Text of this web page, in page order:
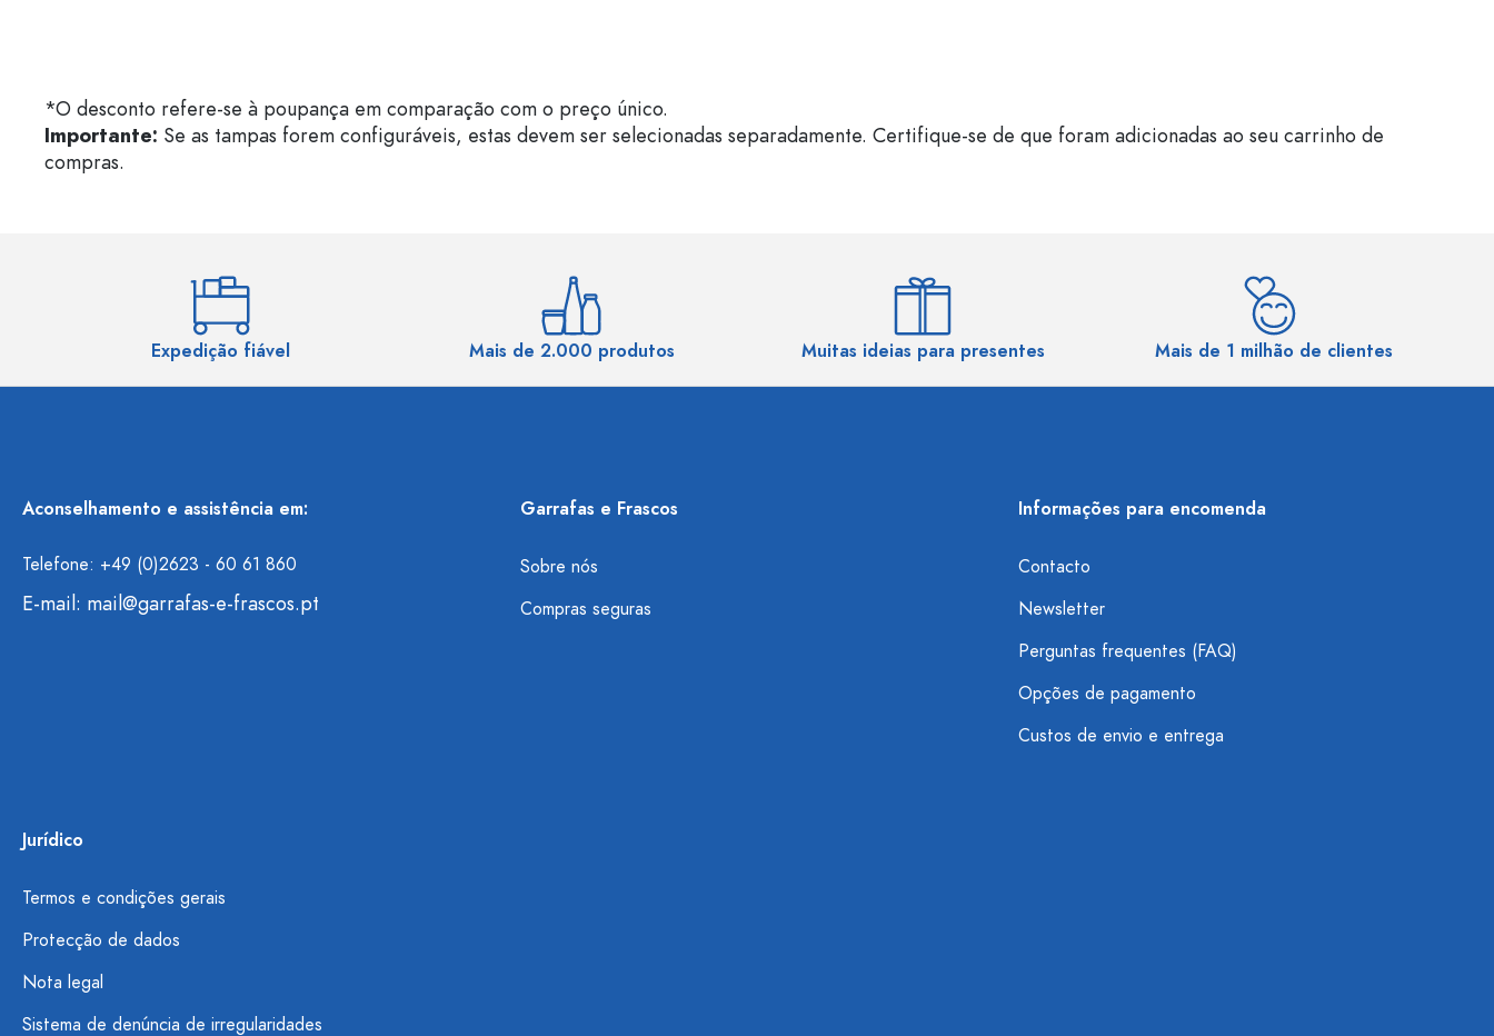
*O desconto refere-se à poupança em comparação com o preço único.
Importante: Se as tampas forem configuráveis, estas devem ser selecionadas separadamente. Certifique-se de que foram adicionadas ao seu carrinho de
compras.
Expedição fiável Mais de 2.000 produtos Muitas ideias para presentes Mais de 1 milhão de clientes
Aconselhamento e assistência em:
Telefone: +49 (0)2623 - 60 61 860
E-mail: mail@garrafas-e-frascos.pt
Garrafas e Frascos
Sobre nós
Compras seguras
Informações para encomenda
Contacto
Newsletter
Perguntas frequentes (FAQ)
Opções de pagamento
Custos de envio e entrega
Jurídico
Termos e condições gerais
Protecção de dados
Nota legal
Sistema de denúncia de irregularidades